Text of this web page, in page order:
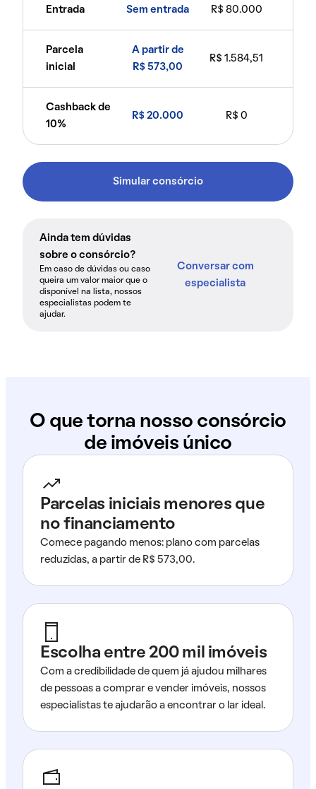
Entrada Sem entrada R$ 80.000
Parcela
inicial
A partir de
R$ 573,00
R$ 1.584,51
Cashback de
10%
R$ 20.000 R$ 0
Simular consórcio
Ainda tem dúvidas
sobre o consórcio?
Em caso de dúvidas ou caso
queira um valor maior que o
disponível na lista, nossos
especialistas podem te
ajudar.
Conversar com
especialista
O que torna nosso consórcio
de imóveis único
Parcelas iniciais menores que
no financiamento
Comece pagando menos: plano com parcelas
reduzidas, a partir de R$ 573,00.
Escolha entre 200 mil imóveis
Com a credibilidade de quem já ajudou milhares
de pessoas a comprar e vender imóveis, nossos
especialistas te ajudarão a encontrar o lar ideal.